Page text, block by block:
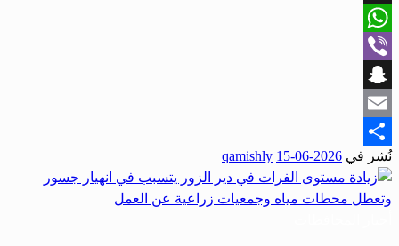
X
WhatsApp
Viber
Snapchat
Email
Share
نُشر في 2026-06-15
qamishly